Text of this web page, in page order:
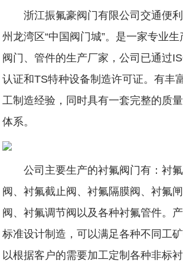
浙江振氟豪阀门有限公司交通便
州龙湾区“中国阀门城”。是一家专业
阀门、管件的生产厂家，公司已通过
认证和TS特种设备制造许可证。有丰
工制造经验，同时具有一套完整的质
体系。
公司主要生产的衬氟阀门有：衬
阀、衬氟截止阀、衬氟隔膜阀、衬氟
阀、衬氟调节阀以及各种衬氟管件。
标准设计制造，可以满足各种不同工
以根据客户的需要加工定制各种非标